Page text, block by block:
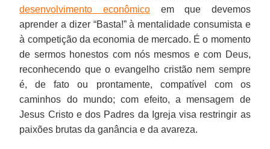
desenvolvimento econômicoem que devemos
aprender a dizer “Basta!” à mentalidade consumista e
à competição da economia de mercado. É o momento
de sermos honestos com nós mesmos e com Deus,
reconhecendo que o evangelho cristão nem sempre
é, de fato ou prontamente, compatível com os
caminhos do mundo; com efeito, a mensagem de
Jesus Cristo e dos Padres da Igreja visa restringir as
paixões brutas da ganância e da avareza.